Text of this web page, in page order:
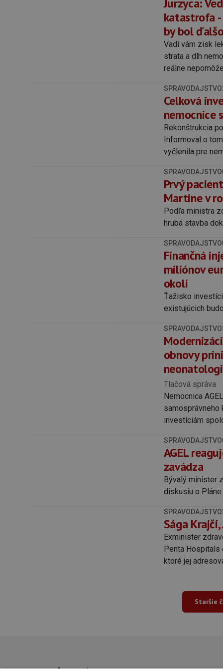
Jurzyca:
katastrofa -
by bol
Vadí vám zisk
strata a dlh
reálne nepomôže.
SPRAVODAJSTVO
Celková
nemocnice
Rekonštrukcia
Informoval o
vyčlenila pre
SPRAVODAJSTVO
Prvý
Martine v
Podľa ministra
hrubá stavba
SPRAVODAJSTVO
Finančná
miliónov
okolí
Ťažisko
existujúcich
SPRAVODAJSTVO
obnovy
Tlačová správa
Nemocnica
samosprávneho
investíciám
SPRAVODAJSTVO
AGEL
zavádza
Bývalý minister
diskusiu o
SPRAVODAJSTVO
Sága
Exminister
Penta Hospitals
ktoré jej
Staršie